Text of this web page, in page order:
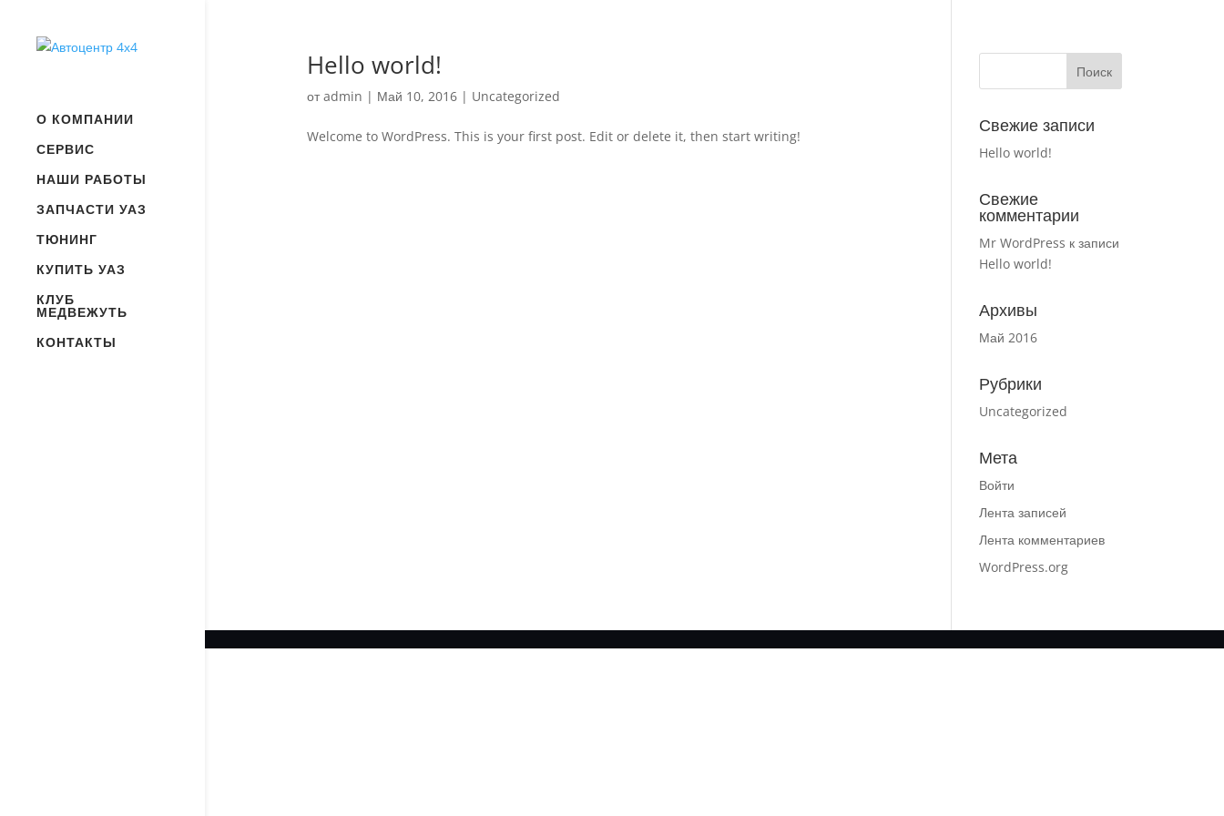
О КОМПАНИИ
СЕРВИС
НАШИ РАБОТЫ
ЗАПЧАСТИ УАЗ
ТЮНИНГ
КУПИТЬ УАЗ
КЛУБ
МЕДВЕЖУТЬ
КОНТАКТЫ
Hello world!
отadmin | Май 10, 2016| Uncategorized
Welcome to WordPress. This is your first post. Edit or delete it, then start writing!
Свежие записи
Hello world!
Свежие
комментарии
Mr WordPress к записи
Hello world!
Архивы
Май 2016
Рубрики
Uncategorized
Мета
Войти
Лента записей
Лента комментариев
WordPress.org